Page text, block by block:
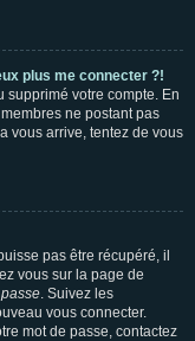
plus me connecter ?!
supprimé votre compte. En
ne postant pas
vous arrive, tentez de vous
pas être récupéré, il
vous sur la page de
. Suivez les
vous connecter.
mot de passe, contactez